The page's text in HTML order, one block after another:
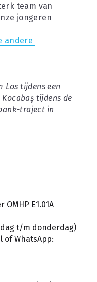
team van
jongeren
andere
Los tijdens een
tijdens de
traject in
OMHP E1.01A
t/m donderdag)